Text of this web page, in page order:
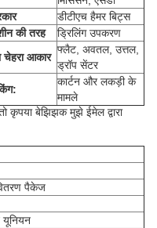
डीटीएच हैमर बिट्स
की तरह
ड्रिलिंग उपकरण
चेहरा आकार
फ्लैट, अवतल, उत्तल,
ड्रॉप सेंटर
कार्टन और लकड़ी के
मामले
कृपया बेझिझक मुझे ईमेल द्वारा
पैकेज
यूनियन